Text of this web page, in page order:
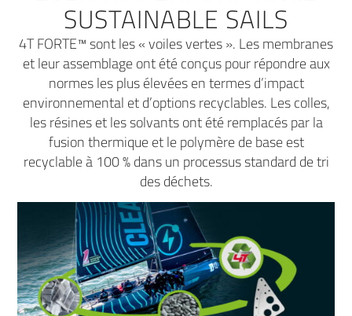
OneSails invente les voiles de vent arrière
sûres et rapides, faciles à manœuvrer et
à ranger.
En savoir plus
SUSTAINABLE SAILS
4T FORTE™ sont les « voiles vertes ». Les membranes
et leur assemblage ont été conçus pour répondre aux
normes les plus élevées en termes d’impact
environnemental et d’options recyclables. Les colles,
les résines et les solvants ont été remplacés par la
fusion thermique et le polymère de base est
recyclable à 100 % dans un processus standard de tri
des déchets.